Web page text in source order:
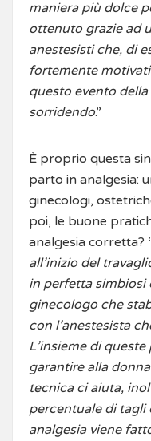
maniera più dolce
ottenuto grazie ad
anestesisti che, di
fortemente
questo evento
sorridendo.”
È proprio questa
parto in analgesia:
ginecologi,
poi, le buone
analgesia corretta?
all’inizio del
in perfetta simbiosi
ginecologo che
con l’anestesista
L’insieme di
garantire alla
tecnica ci aiuta,
percentuale di tagli
analgesia viene